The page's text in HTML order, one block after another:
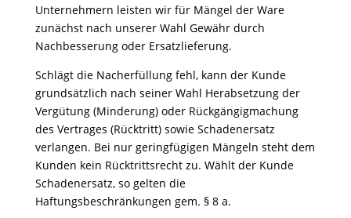
Unternehmern leisten wir für Mängel der Ware
zunächst nach unserer Wahl Gewähr durch
Nachbesserung oder Ersatzlieferung.
Schlägt die Nacherfüllung fehl, kann der Kunde
grundsätzlich nach seiner Wahl Herabsetzung der
Vergütung (Minderung) oder Rückgängigmachung
des Vertrages (Rücktritt) sowie Schadenersatz
verlangen. Bei nur geringfügigen Mängeln steht dem
Kunden kein Rücktrittsrecht zu. Wählt der Kunde
Schadenersatz, so gelten die
Haftungsbeschränkungen gem. § 8 a.